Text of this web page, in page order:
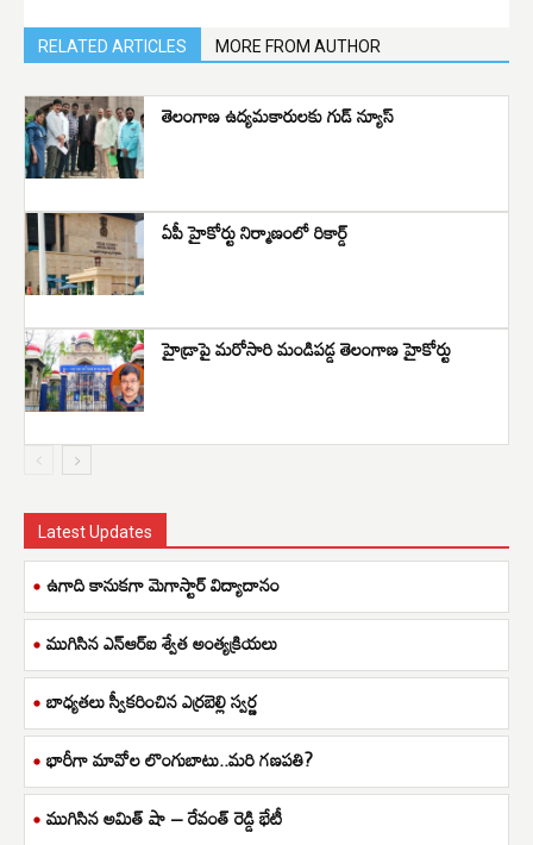
RELATED ARTICLES MORE FROM AUTHOR
తెలంగాణ ఉద్యమకారులకు గుడ్ న్యూస్
ఏపీ హైకోర్టు నిర్మాణంలో రికార్డ్
హైడ్రాపై మరోసారి మండిపడ్డ తెలంగాణ హైకోర్టు
Latest Updates
ఉగాది కానుకగా మెగాస్టార్ విద్యాదానం
ముగిసిన ఎన్ఆర్ఐ శ్వేత అంత్యక్రియలు
బాధ్యతలు స్వీకరించిన ఎర్రబెల్లి స్వర్ణ
భారీగా మావోల లొంగుబాటు..మరి గణపతి?
ముగిసిన అమిత్ షా – రేవంత్ రెడ్డి భేటీ